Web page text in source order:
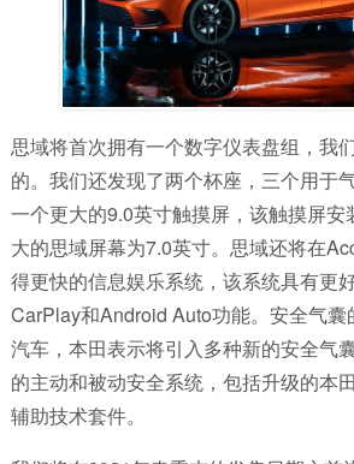
思域将首次拥有一个数字仪表盘组，我
的。我们还发现了两个杯座，三个用于
一个更大的9.0英寸触摸屏，该触摸屏安
大的思域屏幕为7.0英寸。思域还将在
得更快的信息娱乐系统，该系统具有更
CarPlay和Android Auto功能。安全气囊
汽车，本田表示将引入多种新的安全气
的主动和被动安全系统，包括升级的本
辅助技术套件。